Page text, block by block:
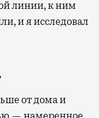
линии, к ним
и я исследовал
от дома и
— намеренное